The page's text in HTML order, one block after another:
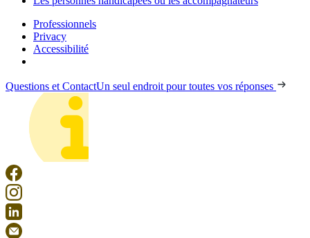
Professionnels
Privacy
Accessibilité
Questions et ContactUn seul endroit pour toutes vos réponses